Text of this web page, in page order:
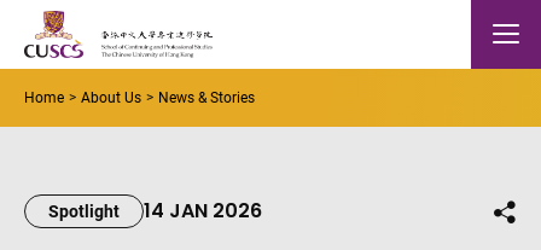
Skip to main content
The Chinese Univeristy of hong Kong Mobile
Home About Us News & Stories
Spotlight 14 JAN 2026